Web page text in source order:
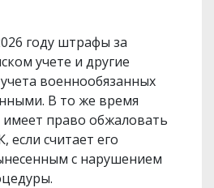
году штрафы за
учете и другие
военнообязанных
В то же время
право обжаловать
если считает его
с нарушением